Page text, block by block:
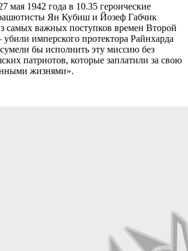
мая 1942 года в 10.35 героические
Ян Кубиш и Йозеф Габчик
самых важных поступков времен Второй
имперского протектора Райнхарда
бы исполнить эту миссию без
патриотов, которые заплатили за свою
жизнями».